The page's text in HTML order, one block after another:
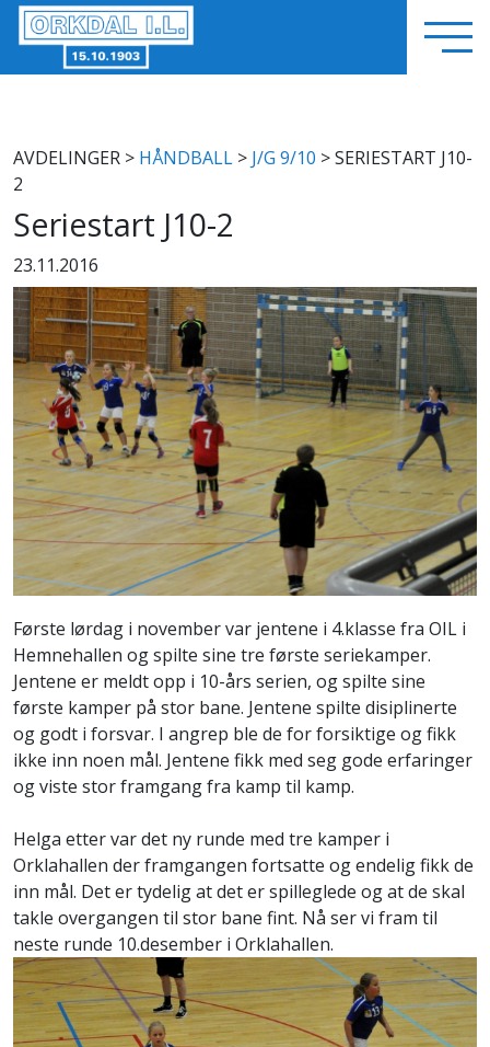
AVDELINGER > HÅNDBALL > J/G 9/10 > SERIESTART J10-
2
Seriestart J10-2
23.11.2016
Første lørdag i november var jentene i 4.klasse fra OIL i
Hemnehallen og spilte sine tre første seriekamper.
Jentene er meldt opp i 10-års serien, og spilte sine
første kamper på stor bane. Jentene spilte disiplinerte
og godt i forsvar. I angrep ble de for forsiktige og fikk
ikke inn noen mål. Jentene fikk med seg gode erfaringer
og viste stor framgang fra kamp til kamp.
Helga etter var det ny runde med tre kamper i
Orklahallen der framgangen fortsatte og endelig fikk de
inn mål. Det er tydelig at det er spilleglede og at de skal
takle overgangen til stor bane fint. Nå ser vi fram til
neste runde 10.desember i Orklahallen.